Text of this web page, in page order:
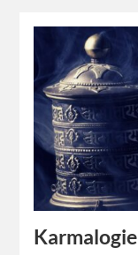
Karmalogie